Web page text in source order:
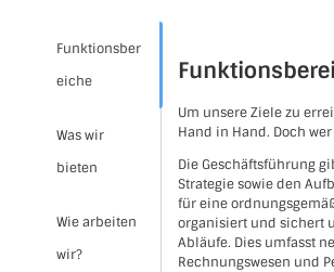
Funktionsber
eiche
Was wir
bieten
Wie arbeiten
wir?
Um unsere Ziele zu
Hand in Hand. Doch
Die Geschäftsführung
Strategie sowie den
für eine
organisiert und sichert
Abläufe. Dies umfasst
Rechnungswesen und